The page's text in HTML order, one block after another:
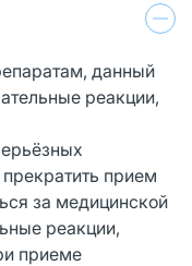
данный
реакции,
прием
за медицинской
реакции,
приеме